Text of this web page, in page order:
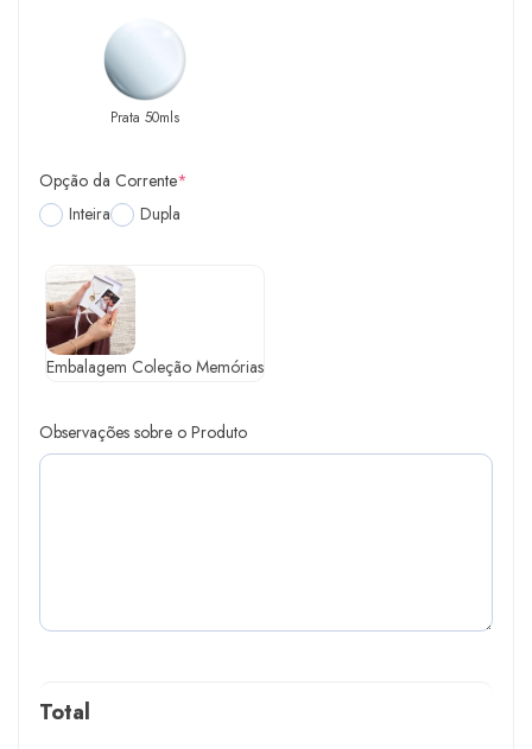
Prata 50mls
Opção da Corrente*
Inteira
Dupla
Embalagem Coleção Memórias
Observações sobre o Produto
Total